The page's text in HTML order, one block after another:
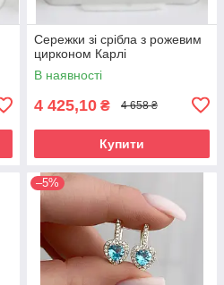
Сережки зі срібла з рожевим
цирконом Карлі
В наявності
4 425,10 ₴ 4 658 ₴
Купити
–5%